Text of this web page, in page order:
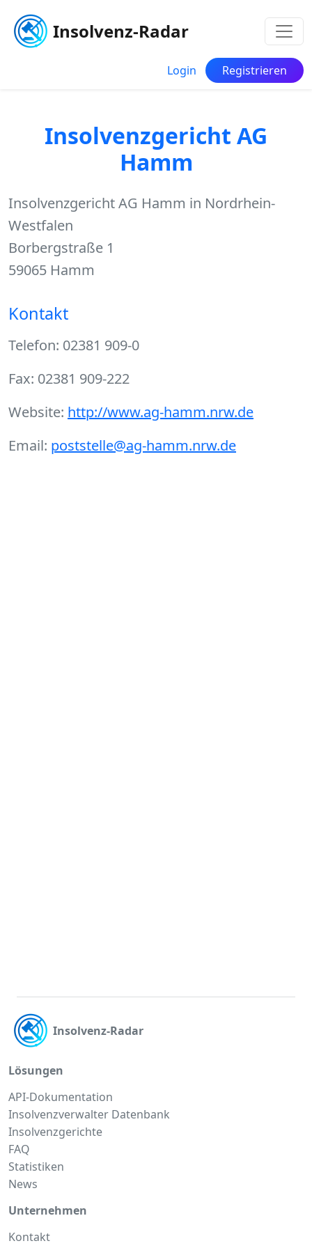
Insolvenz-Radar
Login Registrieren
Insolvenzgericht AG
Hamm
Insolvenzgericht AG Hamm in Nordrhein-
Westfalen
Borbergstraße 1
59065 Hamm
Kontakt
Telefon: 02381 909-0
Fax: 02381 909-222
Website: http://www.ag-hamm.nrw.de
Email: poststelle@ag-hamm.nrw.de
Insolvenz-Radar
Lösungen
API-Dokumentation
Insolvenzverwalter Datenbank
Insolvenzgerichte
FAQ
Statistiken
News
Unternehmen
Kontakt